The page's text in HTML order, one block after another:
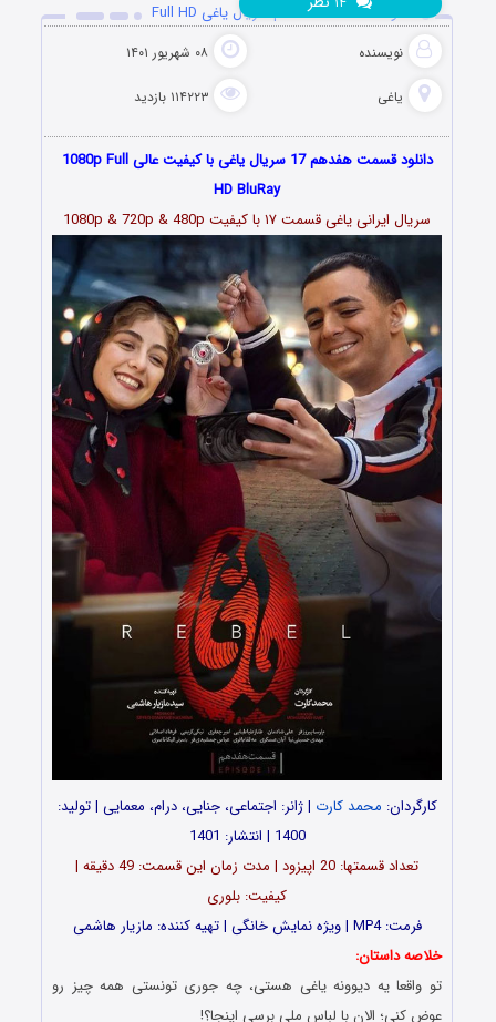
دانلود قسمت 17 هفدهم سریال یاغی Full HD
نویسنده ۰۸ شهریور ۱۴۰۱
یاغی ۱۱۴۲۲۳ بازدید
دانلود قسمت هفدهم 17 سریال یاغی با کیفیت عالی 1080p Full
HD BluRay
سریال ایرانی یاغی قسمت۱۷با کیفیت 1080p & 720p & 480p
کارگردان: محمد کارت | ژانر: اجتماعی، جنایی، درام، معمایی | تولید:
1400 | انتشار: 1401
تعداد قسمت‎ها: 20 اپیزود | مدت زمان این قسمت: 49 دقیقه |
کیفیت: بلوری
فرمت: MP4 | ویژه نمایش خانگی | تهیه کننده: مازیار هاشمی
خلاصه داستان:
تو واقعا یه دیوونه یاغی‌ هستی، چه جوری تونستی همه چیز رو
عوض کنی؛ الان با لباس ملی برسی اینجا؟!